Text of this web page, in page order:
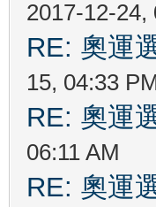
2017-12-24,
RE: 奧運
15, 04:33
RE: 奧運
06:11 AM
RE: 奧運